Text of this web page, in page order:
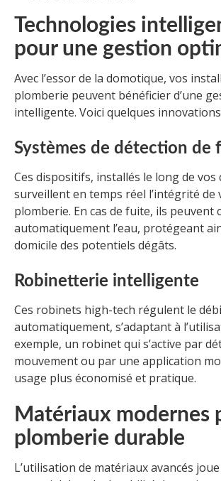
Technologies
pour une gestion
Avec l’essor de la domotique, vos
plomberie peuvent bénéficier d’une
intelligente. Voici quelques
Systèmes de détection de
Ces dispositifs, installés le long de vos
surveillent en temps réel l’intégrité de
plomberie. En cas de fuite, ils peuvent
automatiquement l’eau, protégeant
domicile des potentiels dégâts.
Robinetterie intelligente
Ces robinets high-tech régulent le
automatiquement, s’adaptant à
exemple, un robinet qui s’active par
mouvement ou par une application
usage plus économisé et pratique.
Matériaux modernes
plomberie durable
L’utilisation de matériaux avancés